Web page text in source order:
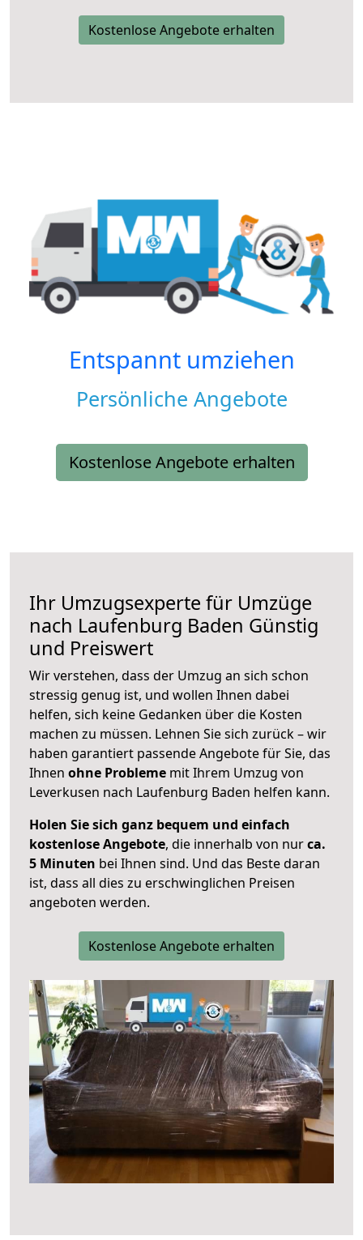
Kostenlose Angebote erhalten
Entspannt umziehen
Persönliche Angebote
Kostenlose Angebote erhalten
Ihr Umzugsexperte für Umzüge
nach Laufenburg Baden Günstig
und Preiswert
Wir verstehen, dass der Umzug an sich schon
stressig genug ist, und wollen Ihnen dabei
helfen, sich keine Gedanken über die Kosten
machen zu müssen. Lehnen Sie sich zurück – wir
haben garantiert passende Angebote für Sie, das
Ihnen ohne Probleme mit Ihrem Umzug von
Leverkusen nach Laufenburg Baden helfen kann.
Holen Sie sich ganz bequem und einfach
kostenlose Angebote, die innerhalb von nurca.
5 Minuten bei Ihnen sind. Und das Beste daran
ist, dass all dies zu erschwinglichen Preisen
angeboten werden.
Kostenlose Angebote erhalten